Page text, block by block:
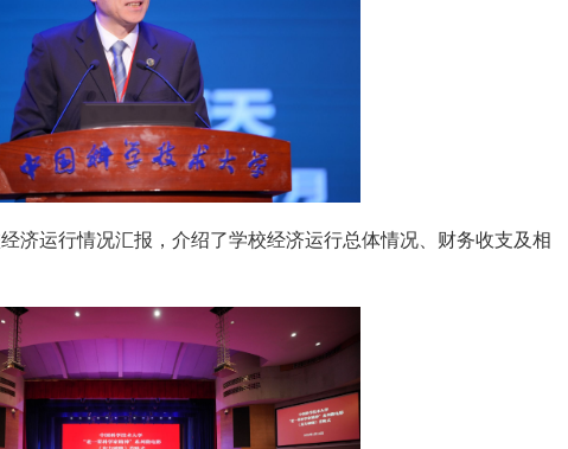
济运行情况汇报，介绍了学校经济运行总体情况、财务收支及相